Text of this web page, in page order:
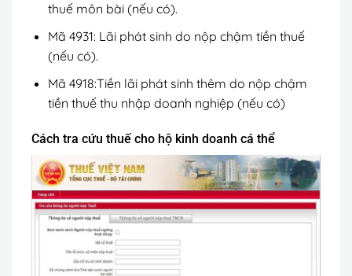
thuế môn bài (nếu có).
Mã 4931: Lãi phát sinh do nộp chậm tiền thuế
(nếu có).
Mã 4918:Tiền lãi phát sinh thêm do nộp chậm
tiền thuế thu nhập doanh nghiệp (nếu có)
Cách tra cứu thuế cho hộ kinh doanh cá thể